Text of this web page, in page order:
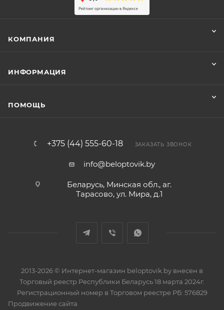
КОМПАНИЯ
ИНФОРМАЦИЯ
ПОМОЩЬ
+375 (44) 555-60-18 ЗАКАЗАТЬ ЗВОНОК
info@beloptovik.by
Беларусь, Минская обл., аг.
Тарасово, ул. Мира, д.1
2013-2026 © Интернет-магазин beloptovik.by внесен в
Торговый реестр Республики Беларусь 18 марта 2024г.
Регистрационный номер в Торговом реестре РБ: 576829
Продвижение сайта